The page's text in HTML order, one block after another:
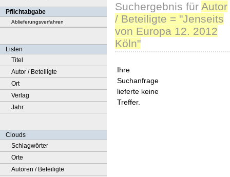
Pflichtabgabe
Ablieferungsverfahren
Listen
Titel
Autor / Beteiligte
Ort
Verlag
Jahr
Clouds
Schlagwörter
Orte
Autoren / Beteiligte
Suchergebnis für Autor
/ Beteiligte = "Jenseits
von Europa 12. 2012
Köln"
Ihre
Suchanfrage
lieferte keine
Treffer.